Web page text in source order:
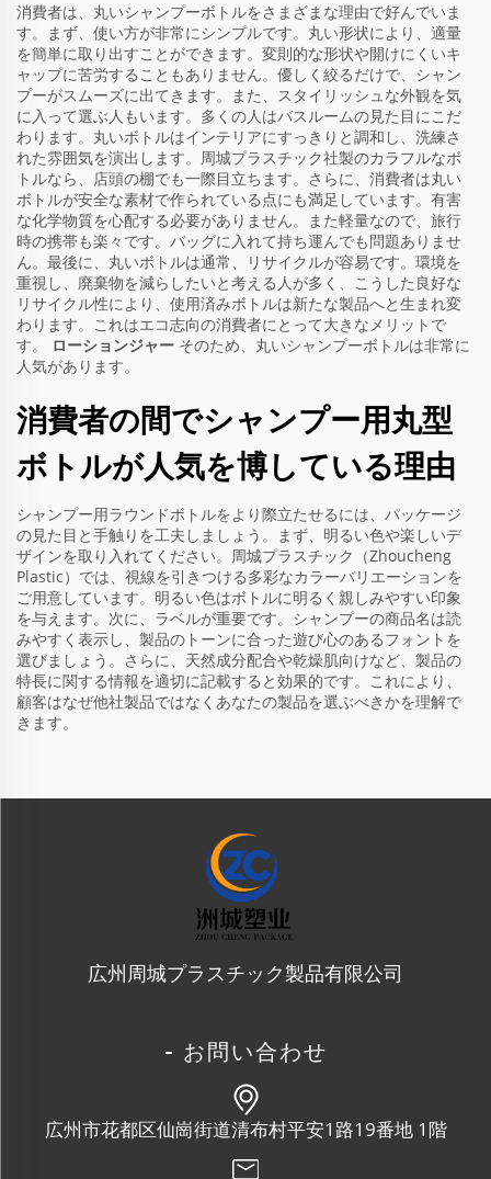
消費者は、丸いシャンプーボトルをさまざまな理由で好んでいま
す。まず、使い方が非常にシンプルです。丸い形状により、適量
を簡単に取り出すことができます。変則的な形状や開けにくいキ
ャップに苦労することもありません。優しく絞るだけで、シャン
プーがスムーズに出てきます。また、スタイリッシュな外観を気
に入って選ぶ人もいます。多くの人はバスルームの見た目にこだ
わります。丸いボトルはインテリアにすっきりと調和し、洗練さ
れた雰囲気を演出します。周城プラスチック社製のカラフルなボ
トルなら、店頭の棚でも一際目立ちます。さらに、消費者は丸い
ボトルが安全な素材で作られている点にも満足しています。有害
な化学物質を心配する必要がありません。また軽量なので、旅行
時の携帯も楽々です。バッグに入れて持ち運んでも問題ありませ
ん。最後に、丸いボトルは通常、リサイクルが容易です。環境を
重視し、廃棄物を減らしたいと考える人が多く、こうした良好な
リサイクル性により、使用済みボトルは新たな製品へと生まれ変
わります。これはエコ志向の消費者にとって大きなメリットで
す。
ローションジャー そのため、丸いシャンプーボトルは非常に
人気があります。
消費者の間でシャンプー用丸型
ボトルが人気を博している理由
シャンプー用ラウンドボトルをより際立たせるには、パッケージ
の見た目と手触りを工夫しましょう。まず、明るい色や楽しいデ
ザインを取り入れてください。周城プラスチック（Zhoucheng
Plastic）では、視線を引きつける多彩なカラーバリエーションを
ご用意しています。明るい色はボトルに明るく親しみやすい印象
を与えます。次に、ラベルが重要です。シャンプーの商品名は読
みやすく表示し、製品のトーンに合った遊び心のあるフォントを
選びましょう。さらに、天然成分配合や乾燥肌向けなど、製品の
特長に関する情報を適切に記載すると効果的です。これにより、
顧客はなぜ他社製品ではなくあなたの製品を選ぶべきかを理解で
きます。
広州周城プラスチック製品有限公司
- お問い合わせ
広州市花都区仙崗街道清布村平安1路19番地 1階